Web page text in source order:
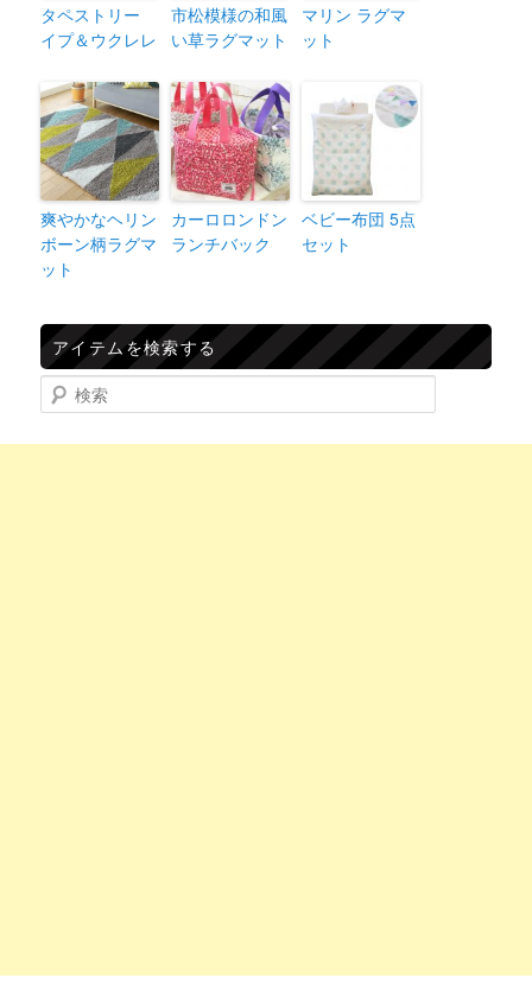
タペストリー
イプ＆ウクレレ
市松模様の和風
い草ラグマット
マリン ラグマ
ット
爽やかなヘリン
ボーン柄ラグマ
ット
カーロロンドン
ランチバック
ベビー布団 5点
セット
アイテムを検索する
検索